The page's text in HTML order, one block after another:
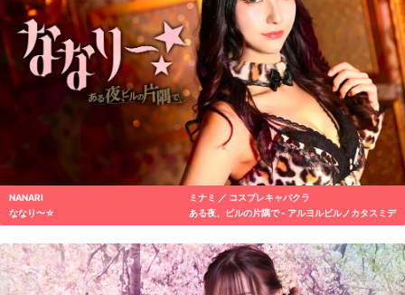
NANARI
ななり〜☆
ミナミ ／ コスプレキャバクラ
ある夜、ビルの片隅で - アルヨルビルノカタスミデ